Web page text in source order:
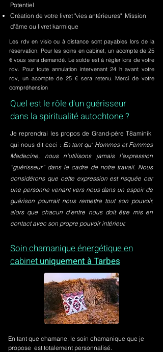
Potentiel
Création de votre livret "vies antérieures" Mission
d'âme ou livret karmique
Les rdv en visio ou à distance sont payables lors de la
réservation. Pour les soins en cabinet, un acompte de 25
€ vous sera demandé. Le solde est à régler lors de votre
rdv. Pour toute annulation intervenant 24 h avant votre
rdv, un acompte de 25 € sera retenu. Merci de votre
compréhension
Quel est le rôle d'un guérisseur
dans la spiritualité autochtone ?
Je reprendrai les propos de Grand-père T8aminik
qui nous dit ceci : En tant qu' Hommes et Femmes
Medecine, nous n'utilisons jamais l’expression
“guérisseur” dans le cadre de notre travail. Nous
considérons que cette expression est risquée car
une personne venant vers nous dans un espoir de
guérison pourrait nous remettre tout son pouvoir,
alors que chacun d’entre nous doit être mis en
contact avec son propre pouvoir intérieur.
Soin chamanique énergétique en
cabinet uniquement à Tarbes
En tant que chamane, le soin chamanique que je
propose est totalement personnalisé.